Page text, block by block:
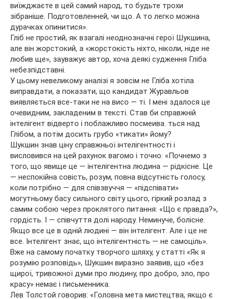
виїжджаєте в цей самий народ, то будьте трохи
зібраніше. Подготовленней, чи що. А то легко можна
дурачках опинитися».
Гліб не простий, як взагалі неоднозначні герої Шукшина,
але він жорстокий, а «жорстокість ніхто, ніколи, ніде не
любив ще», зауважує автор, хоча деякі судження Гліба
небезпідставні.
У цьому невеликому аналізі я зовсім не Гліба хотіла
виправдати, а показати, що кандидат Журавльов
виявляється все-таки не на висо — ті. І мені здалося це
очевидним, закладеним в тексті. Став би справжній
інтелігент відверто і поблажливо посмеива. ться над
Глібом, а потім досить грубо «тикати» йому?
Шукшин знав ціну справжньої інтелігентності і
висловився на цей рахунок вагомо і точно: «Почнемо з
того, що явище це — інтелігентна людина — рідкісне. Це
— неспокійна совість, розум, повна відсутність голосу,
коли потрібно — для співзвуччя — «підспівати»
могутньому басу сильного світу цього, гіркий розлад з
самим собою через проклятого питання: «Що є правда?»,
гордість. І — співчуття долі народу. Неминуче, болісне.
Якщо все це в одній людині — він інтелігент. Але і це не
все. Інтелігент знає, що інтелігентність — не самоціль».
Вже на самому початку творчого шляху, у статті «Як я
розумію розповідь», Шукшин виразно заявив, що «без
щирої, тривожної думи про людину, про добро, зло, про
красу» немає і письменника.
Лев Толстой говорив: «Головна мета мистецтва, якщо є